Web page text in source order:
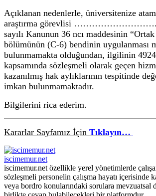
Açıklanan nedenlerle, üniversitenize
araştırma görevlisi ………………………..
sayılı Kanunun 36 ncı maddesinin
bölümünün (C-6) bendinin uygulanması
bulunmamakta olduğundan, ilgilinin 4924
kapsamında sözleşmeli olarak geçen
kazanılmış hak aylıklarının tespitinde
imkan bulunmamaktadır.
Bilgilerini rica ederim.
Kararlar Sayfamız İçin Tıklayın…
iscimemur.net
iscimemur.net özellikle yerel yönetimlerde
sözleşmeli personelin çalışma hayatı içerisinde
veya bordro konularındaki sorulara mevzuatsal